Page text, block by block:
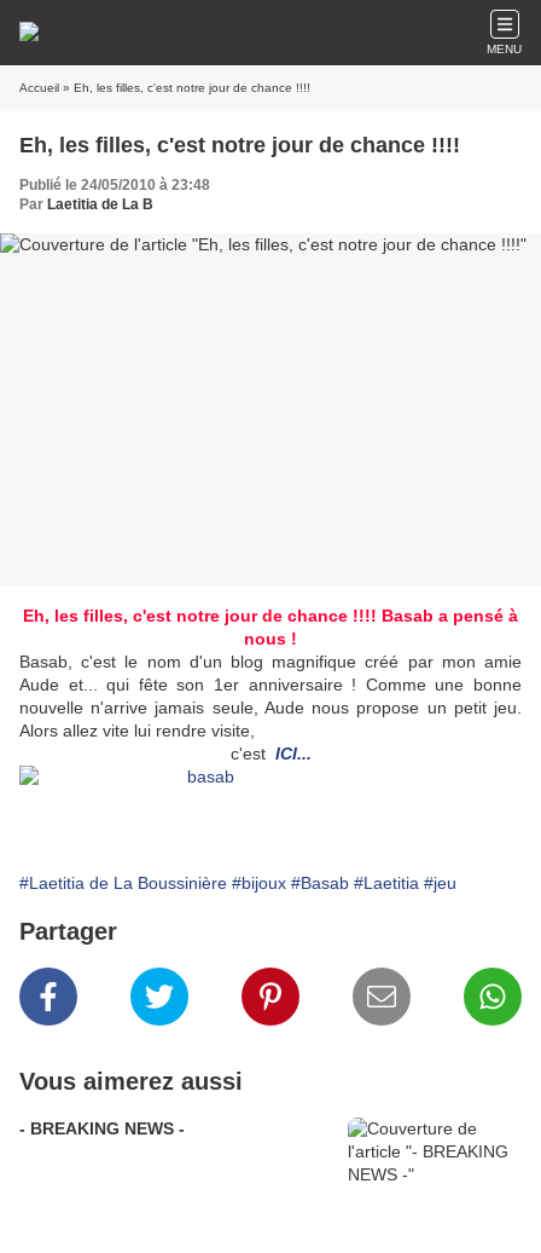
MENU
Accueil » Eh, les filles, c'est notre jour de chance !!!!
Eh, les filles, c'est notre jour de chance !!!!
Publié le 24/05/2010 à 23:48
Par Laetitia de La B
Eh, les filles, c'est notre jour de chance !!!! Basab a pensé à
nous !
Basab, c'est le nom d'un blog magnifique créé par mon amie
Aude et... qui fête son 1er anniversaire ! Comme une bonne
nouvelle n'arrive jamais seule, Aude nous propose un petit jeu.
Alors allez vite lui rendre visite,
c'est ICI...
#Laetitia de La Boussinière #bijoux #Basab #Laetitia #jeu
Partager
Vous aimerez aussi
- BREAKING NEWS -